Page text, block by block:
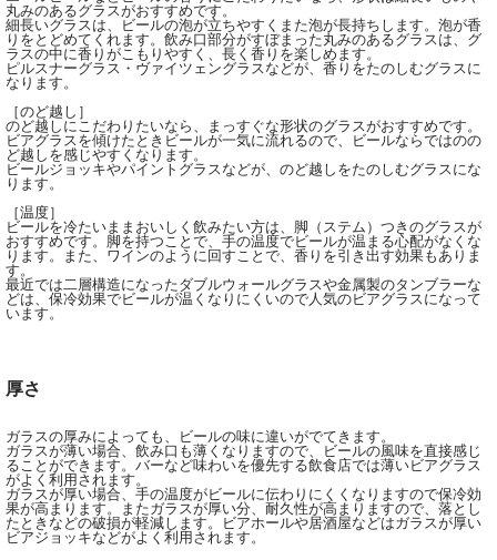
丸みのあるグラスがおすすめです。
細長いグラスは、ビールの泡が立ちやすくまた泡が長持ちします。泡が香
りをとどめてくれます。飲み口部分がすぼまった丸みのあるグラスは、グ
ラスの中に香りがこもりやすく、長く香りを楽しめます。
ピルスナーグラス・ヴァイツェングラスなどが、香りをたのしむグラスに
なります。
［のど越し］
のど越しにこだわりたいなら、まっすぐな形状のグラスがおすすめです。
ビアグラスを傾けたときビールが一気に流れるので、ビールならではのの
ど越しを感じやすくなります。
ビールジョッキやパイントグラスなどが、のど越しをたのしむグラスにな
ります。
［温度］
ビールを冷たいままおいしく飲みたい方は、脚（ステム）つきのグラスが
おすすめです。脚を持つことで、手の温度でビールが温まる心配がなくな
ります。また、ワインのように回すことで、香りを引き出す効果もありま
す。
最近では二層構造になったダブルウォールグラスや金属製のタンブラーな
どは、保冷効果でビールが温くなりにくいので人気のビアグラスになって
います。
厚さ
ガラスの厚みによっても、ビールの味に違いがでてきます。
ガラスが薄い場合、飲み口も薄くなりますので、ビールの風味を直接感じ
ることができます。バーなど味わいを優先する飲食店では薄いビアグラス
がよく利用されます。
ガラスが厚い場合、手の温度がビールに伝わりにくくなりますので保冷効
果が高まります。またガラスが厚い分、耐久性が高まりますので、落とし
たときなどの破損が軽減します。ビアホールや居酒屋などはガラスが厚い
ビアジョッキなどがよく利用されます。